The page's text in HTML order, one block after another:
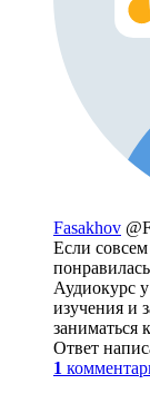
Fasakhov
Если
Аудиокурс
изучения и
заниматься
Ответ
1